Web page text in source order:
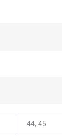
44, 45